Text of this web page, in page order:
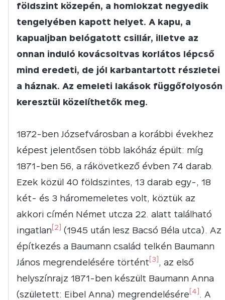
földszint közepén, a homlokzat negyedik
tengelyében kapott helyet. A kapu, a
kapualjban belógatott csillár, illetve az
onnan induló kovácsoltvas korlátos lépcső
mind eredeti, de jól karbantartott részletei
a háznak. Az emeleti lakások függőfolyosón
keresztül közelíthetők meg.
1872-ben Józsefvárosban a korábbi évekhez
képest jelentősen több lakóház épült: míg
1871-ben 56, a rákövetkező évben 74 darab.
Ezek közül 40 földszintes, 13 darab egy-, 18
két- és 3 háromemeletes volt, köztük az
akkori címén Német utcza 22. alatt található
ingatlan [2]
(1945 után lesz Bacsó Béla utca). Az
építkezés a Baumann család telkén Baumann
János megrendelésére történt [3] , az első
helyszínrajz 1871-ben készült Baumann Anna
(született: Eibel Anna) megrendelésére [4] . A